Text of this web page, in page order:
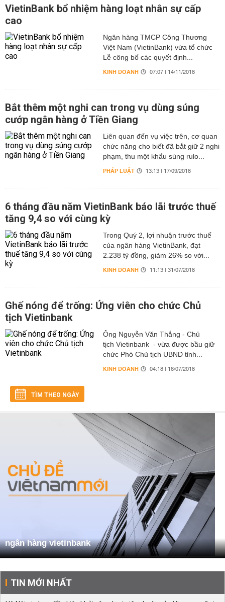
VietinBank bổ nhiệm hàng loạt nhân sự cấp
cao
Ngân hàng TMCP Công Thương
Việt Nam (VietinBank) vừa tổ chức
Lễ công bố các quyết định...
KINH DOANH 07:07 | 14/11/2018
Bắt thêm một nghi can trong vụ dùng súng
cướp ngân hàng ở Tiền Giang
Liên quan đến vụ việc trên, cơ quan
chức năng cho biết đã bắt giữ 2 nghi
phạm, thu một khẩu súng rulo...
PHÁP LUẬT 13:13 | 17/09/2018
6 tháng đầu năm VietinBank báo lãi trước thuế
tăng 9,4 so với cùng kỳ
Trong Quý 2, lợi nhuận trước thuế
của ngân hàng VietinBank, đạt
2.238 tỷ đồng, giảm 26% so với...
KINH DOANH 11:13 | 31/07/2018
Ghế nóng để trống: Ứng viên cho chức Chủ
tịch Vietinbank
Ông Nguyễn Văn Thắng - Chủ
tịch Vietinbank - vừa được bầu giữ
chức Phó Chủ tịch UBND tỉnh...
KINH DOANH 04:18 | 16/07/2018
TÌM THEO NGÀY
ngân hàng vietinbank
TIN MỚI NHẤT